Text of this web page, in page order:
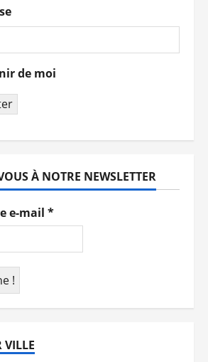
de moi
À NOTRE NEWSLETTER
e-mail *
VILLE